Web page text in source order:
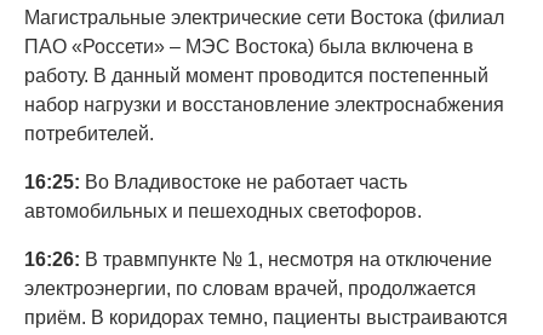
Магистральные электрические сети Востока (филиал
ПАО «Россети» – МЭС Востока) была включена в
работу. В данный момент проводится постепенный
набор нагрузки и восстановление электроснабжения
потребителей.
16:25: Во Владивостоке не работает часть
автомобильных и пешеходных светофоров.
16:26: В травмпункте № 1, несмотря на отключение
электроэнергии, по словам врачей, продолжается
приём. В коридорах темно, пациенты выстраиваются